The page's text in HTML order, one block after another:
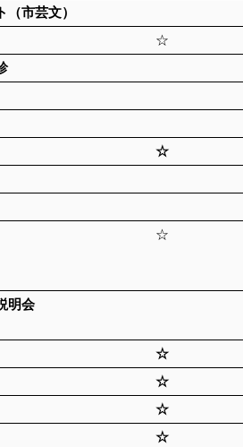
（市芸文）
拶運動 ☆
権大会☆
校進学説明会